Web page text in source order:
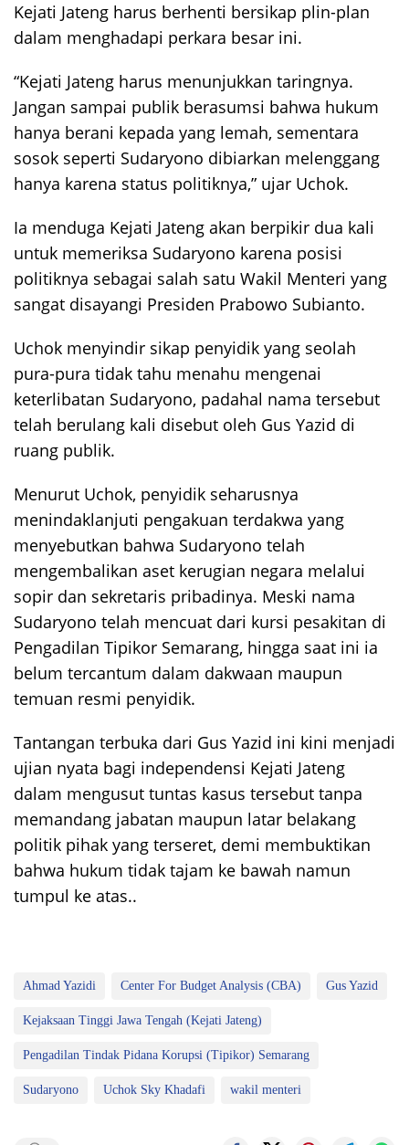
Kejati Jateng harus berhenti bersikap plin-plan
dalam menghadapi perkara besar ini.
“Kejati Jateng harus menunjukkan taringnya.
Jangan sampai publik berasumsi bahwa hukum
hanya berani kepada yang lemah, sementara
sosok seperti Sudaryono dibiarkan melenggang
hanya karena status politiknya,” ujar Uchok.
Ia menduga Kejati Jateng akan berpikir dua kali
untuk memeriksa Sudaryono karena posisi
politiknya sebagai salah satu Wakil Menteri yang
sangat disayangi Presiden Prabowo Subianto.
Uchok menyindir sikap penyidik yang seolah
pura-pura tidak tahu menahu mengenai
keterlibatan Sudaryono, padahal nama tersebut
telah berulang kali disebut oleh Gus Yazid di
ruang publik.
Menurut Uchok, penyidik seharusnya
menindaklanjuti pengakuan terdakwa yang
menyebutkan bahwa Sudaryono telah
mengembalikan aset kerugian negara melalui
sopir dan sekretaris pribadinya. Meski nama
Sudaryono telah mencuat dari kursi pesakitan di
Pengadilan Tipikor Semarang, hingga saat ini ia
belum tercantum dalam dakwaan maupun
temuan resmi penyidik.
Tantangan terbuka dari Gus Yazid ini kini menjadi
ujian nyata bagi independensi Kejati Jateng
dalam mengusut tuntas kasus tersebut tanpa
memandang jabatan maupun latar belakang
politik pihak yang terseret, demi membuktikan
bahwa hukum tidak tajam ke bawah namun
tumpul ke atas..
Ahmad Yazidi Center For Budget Analysis (CBA) Gus Yazid
Kejaksaan Tinggi Jawa Tengah (Kejati Jateng)
Pengadilan Tindak Pidana Korupsi (Tipikor) Semarang
Sudaryono Uchok Sky Khadafi wakil menteri